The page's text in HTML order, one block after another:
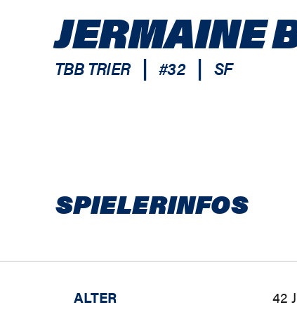
JERMAINE
TBB TRIER | #32 | SF
SPIELERINFOS
ALTER 42